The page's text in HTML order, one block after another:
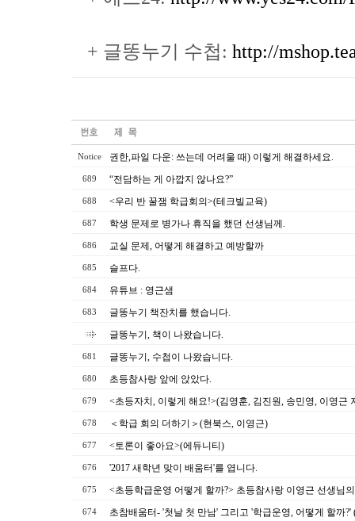
+ 글똥누기 수첩: http://
Notice 권한,파일 다운: 쓰는데 어려울 때) 이렇게 해결하세요.
689 “전담하는 게 아깝지 않나요?”
688 <우리 반 꿀잼 학급회의>(테크빌교육)
687 학생 문제로 병가나 휴직을 했던 선생님께.
686 교실 문제, 어떻게 해결하고 예방할까
685 슬프다.
684 유튜브 : 영근샘
683
글똥누기 책잔치를 했습니다.
글똥누기, 책이 나왔습니다.
681 글똥누기, 수첩이 나왔습니다.
680 초등참사랑 앞에 앉았다.
679 <초등자치, 이렇게 해요!>(김영훈, 김진원, 송민영, 이영근
678 ＜학급 회의 더하기＞(현북스, 이영근)
677 <토론이 좋아요>(에듀니티)
676 '2017 새학년 맞이 배움터'를 엽니다.
675 <초등학급운영 어떻게 할까?> 초등참사랑 이영근 선생님
674 초참배움터- '첫날 첫 만남' 그리고 '학급운영, 어떻게 할까?'